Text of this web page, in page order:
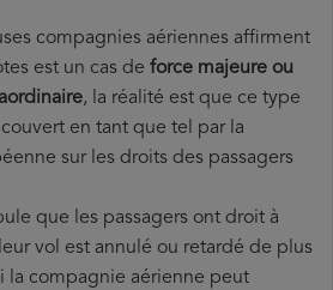
compagnies aériennes affirment
est un cas de force majeure ou
, la réalité est que ce type
en tant que tel par la
sur les droits des passagers
que les passagers ont droit à
vol est annulé ou retardé de plus
la compagnie aérienne peut